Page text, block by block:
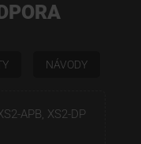
NÁVODY
APB, XS2-DP